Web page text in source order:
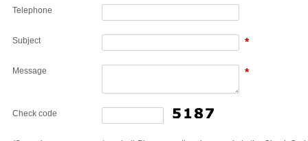
Telephone
Subject *
Message *
Check code